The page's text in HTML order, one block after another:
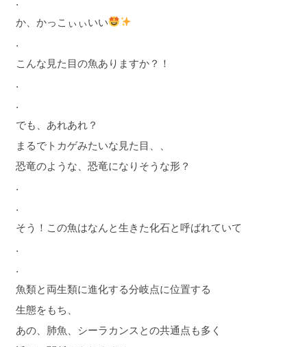
か、かっこぃぃいい
.
こんな見た目の魚ありますか？！
.
.
でも、あれあれ？
まるでトカゲみたいな見た目、、
恐竜のような、恐竜になりそうな形？
.
.
そう！この魚はなんと生きた化石と呼ばれていて
.
.
魚類と両生類に進化する分岐点に位置する
生態をもち、
あの、肺魚、シーラカンスとの共通点も多く